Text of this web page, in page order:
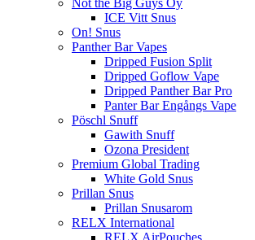
Not the Big Guys Oy
ICE Vitt Snus
On! Snus
Panther Bar Vapes
Dripped Fusion Split
Dripped Goflow Vape
Dripped Panther Bar Pro
Panter Bar Engångs Vape
Pöschl Snuff
Gawith Snuff
Ozona President
Premium Global Trading
White Gold Snus
Prillan Snus
Prillan Snusarom
RELX International